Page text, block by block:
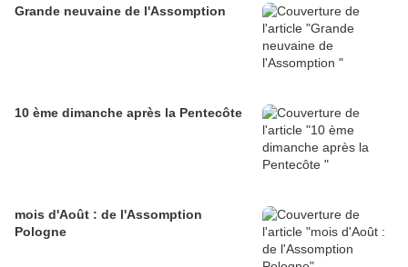
Grande neuvaine de l'Assomption
10 ème dimanche après la Pentecôte
mois d'Août : de l'Assomption
Pologne